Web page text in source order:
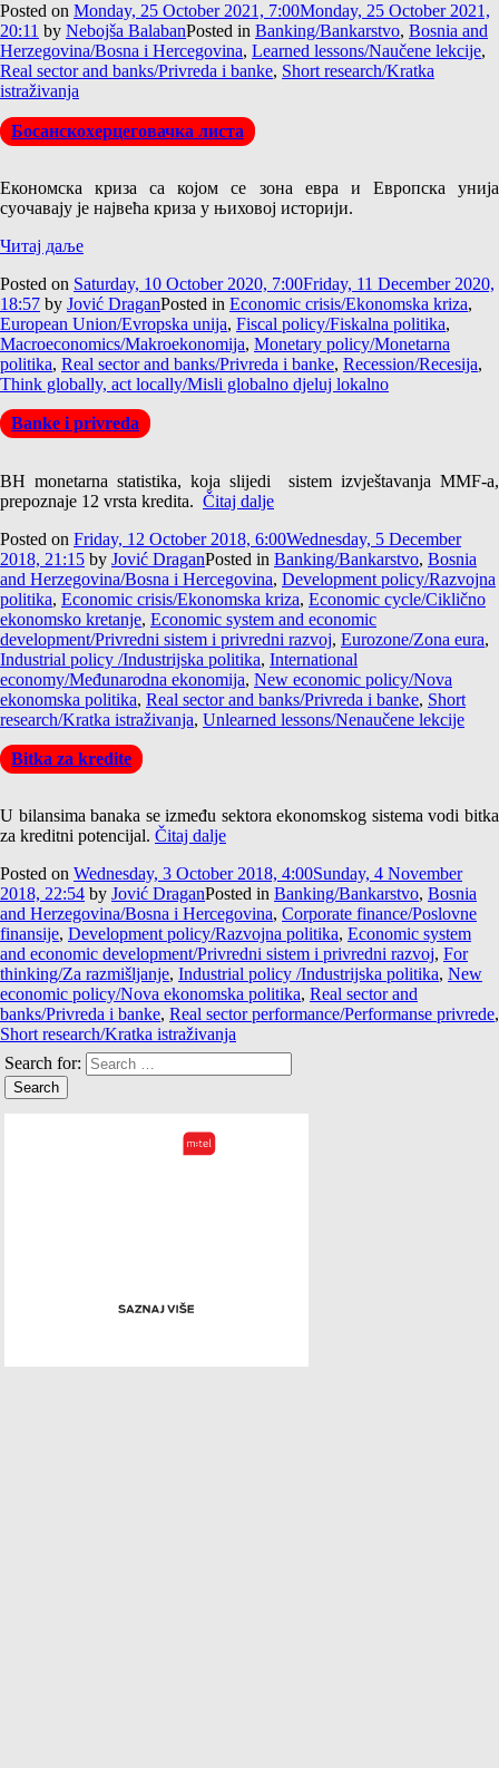
Posted on Monday, 25 October 2021, 7:00Monday, 25 October 2021,
20:11 by Nebojša BalabanPosted in Banking/Bankarstvo, Bosnia and
Herzegovina/Bosna i Hercegovina, Learned lessons/Naučene lekcije,
Real sector and banks/Privreda i banke, Short research/Kratka
istraživanja
Босанскохерцеговачка листа
Економска криза са којом се зона евра и Европска унија
суочавају је највећа криза у њиховој историји.
Читај даље
Posted on Saturday, 10 October 2020, 7:00Friday, 11 December 2020,
18:57 by Jović DraganPosted in Economic crisis/Ekonomska kriza,
European Union/Evropska unija, Fiscal policy/Fiskalna politika,
Macroeconomics/Makroekonomija, Monetary policy/Monetarna
politika, Real sector and banks/Privreda i banke, Recession/Recesija,
Think globally, act locally/Misli globalno djeluj lokalno
Banke i privreda
BH monetarna statistika, koja slijedi sistem izvještavanja MMF-a,
prepoznaje 12 vrsta kredita. Čitaj dalje
Posted on Friday, 12 October 2018, 6:00Wednesday, 5 December
2018, 21:15 by Jović DraganPosted in Banking/Bankarstvo, Bosnia
and Herzegovina/Bosna i Hercegovina, Development policy/Razvojna
politika, Economic crisis/Ekonomska kriza, Economic cycle/Ciklično
ekonomsko kretanje, Economic system and economic
development/Privredni sistem i privredni razvoj, Eurozone/Zona eura,
Industrial policy /Industrijska politika, International
economy/Međunarodna ekonomija, New economic policy/Nova
ekonomska politika, Real sector and banks/Privreda i banke, Short
research/Kratka istraživanja, Unlearned lessons/Nenaučene lekcije
Bitka za kredite
U bilansima banaka se između sektora ekonomskog sistema vodi bitka
za kreditni potencijal. Čitaj dalje
Posted on Wednesday, 3 October 2018, 4:00Sunday, 4 November
2018, 22:54 by Jović DraganPosted in Banking/Bankarstvo, Bosnia
and Herzegovina/Bosna i Hercegovina, Corporate finance/Poslovne
finansije, Development policy/Razvojna politika, Economic system
and economic development/Privredni sistem i privredni razvoj, For
thinking/Za razmišljanje, Industrial policy /Industrijska politika, New
economic policy/Nova ekonomska politika, Real sector and
banks/Privreda i banke, Real sector performance/Performanse privrede,
Short research/Kratka istraživanja
Search for: